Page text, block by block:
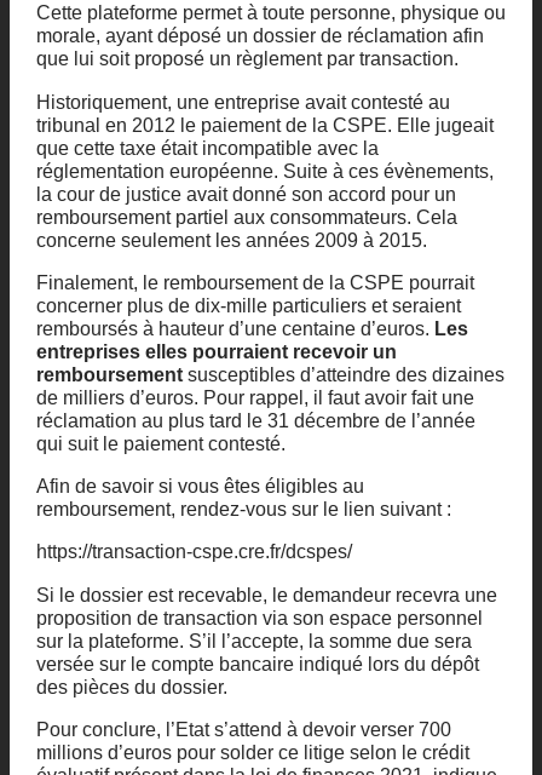
Cette plateforme permet à toute personne, physique ou
morale, ayant déposé un dossier de réclamation afin
que lui soit proposé un règlement par transaction.
Historiquement, une entreprise avait contesté au
tribunal en 2012 le paiement de la CSPE. Elle jugeait
que cette taxe était incompatible avec la
réglementation européenne. Suite à ces évènements,
la cour de justice avait donné son accord pour un
remboursement partiel aux consommateurs. Cela
concerne seulement les années 2009 à 2015.
Finalement, le remboursement de la CSPE pourrait
concerner plus de dix-mille particuliers et seraient
remboursés à hauteur d’une centaine d’euros. Les
entreprises elles pourraient recevoir un
remboursementsusceptibles d’atteindre des dizaines
de milliers d’euros. Pour rappel, il faut avoir fait une
réclamation au plus tard le 31 décembre de l’année
qui suit le paiement contesté.
Afin de savoir si vous êtes éligibles au
remboursement, rendez-vous sur le lien suivant :
https://transaction-cspe.cre.fr/dcspes/
Si le dossier est recevable, le demandeur recevra une
proposition de transaction via son espace personnel
sur la plateforme. S’il l’accepte, la somme due sera
versée sur le compte bancaire indiqué lors du dépôt
des pièces du dossier.
Pour conclure, l’Etat s’attend à devoir verser 700
millions d’euros pour solder ce litige selon le crédit